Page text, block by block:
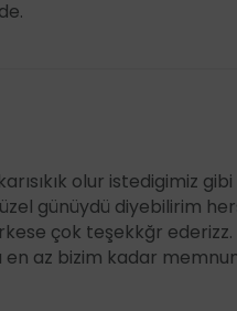
olur istedigimiz
günüydü diyebilirim
çok teşekkğr
az bizim kadar